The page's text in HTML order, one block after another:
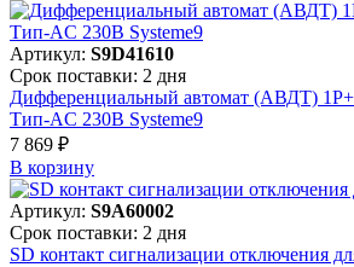
Артикул: S9D41610
Срок поставки: 2 дня
Дифференциальный автомат (АВДТ)
Тип-AC 230В Systeme9
7 869 ₽
В корзинy
Артикул: S9A60002
Срок поставки: 2 дня
SD контакт сигнализации отключения